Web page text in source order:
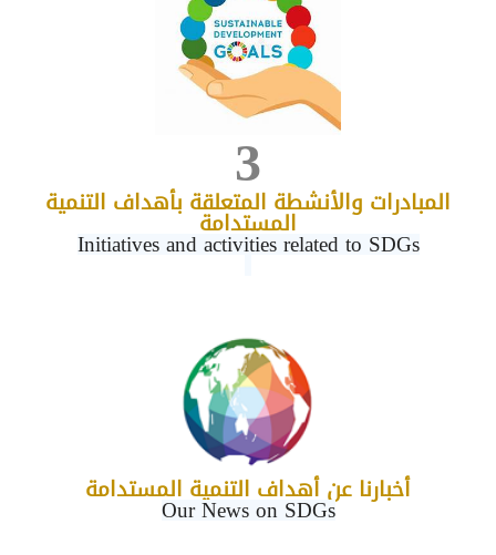
3
المبادرات والأنشطة المتعلقة بأهداف التنمية
المستدامة
Initiatives and activities related to SDGs
أخبارنا عن أهداف التنمية المستدامة
Our News on SDGs